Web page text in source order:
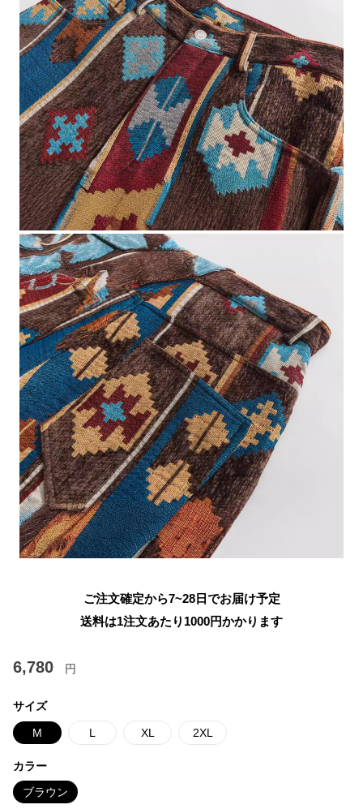
ご注文確定から7~28日でお届け予定
送料は1注文あたり 1000円かかります
6,780 円
サイズ
M L XL 2XL
カラー
ブラウン